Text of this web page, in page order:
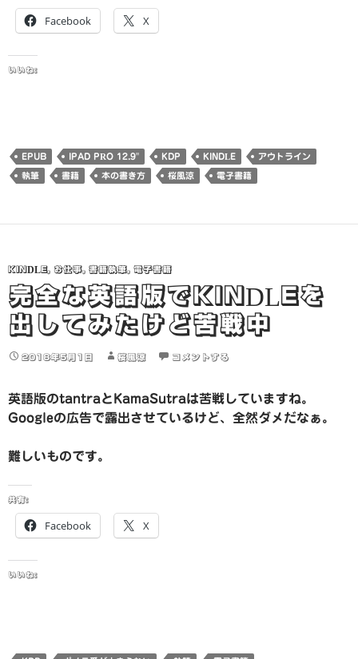
Facebook X
いいね:
EPUB IPAD PRO 12.9" KDP KINDLE アウトライン
執筆 書籍 本の書き方 桜風涼 電子書籍
KINDLE, お仕事, 書籍執筆, 電子書籍
完全な英語版でKINDLEを
出してみたけど苦戦中
2018年5月1日 桜風涼 コメントする
英語版のtantraとKamaSutraは苦戦していますね。
Googleの広告で露出させているけど、全然ダメだなぁ。
難しいものです。
共有:
Facebook X
いいね: